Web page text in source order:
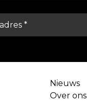
Nieuws
Over ons